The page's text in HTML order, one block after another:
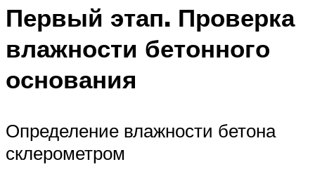
Первый этап. Проверка
влажности бетонного
основания
Определение влажности бетона
склерометром